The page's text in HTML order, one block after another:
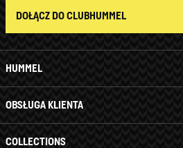
HUMMEL
OBSŁUGA KLIENTA
COLLECTIONS
DOŁĄCZ DO CLUBHUMMEL